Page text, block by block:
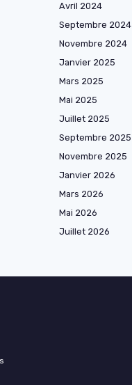
Avril 2024
Septembre 2024
Novembre 2024
Janvier 2025
Mars 2025
Mai 2025
Juillet 2025
Septembre 2025
Novembre 2025
Janvier 2026
Mars 2026
Mai 2026
Juillet 2026